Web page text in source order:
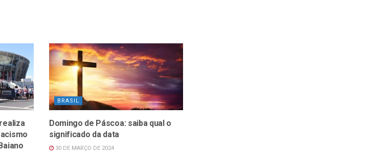
BRASIL
Domingo de Páscoa: saiba qual o
significado da data
30 DE MARÇO DE 2024